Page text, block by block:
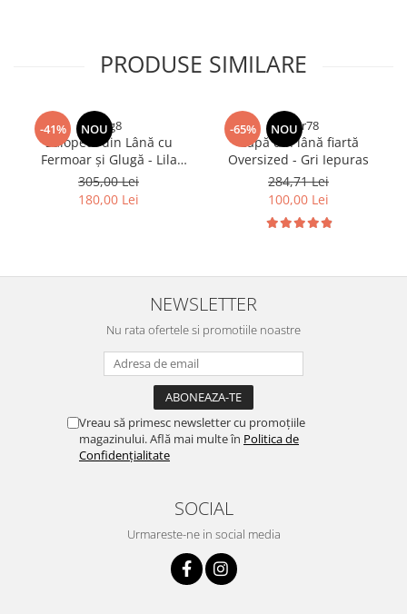
PRODUSE SIMILARE
-41% NOUrfrg8
Salopetă din Lână cu
Fermoar și Glugă - Lila
Bradut
305,00 Lei
180,00 Lei
-65% NOU
drgtr78
Capă din lână fiartă
Oversized - Gri Iepuras
284,71 Lei
100,00 Lei
NEWSLETTER
Nu rata ofertele si promotiile noastre
Vreau să primesc newsletter cu promoțiile
magazinului. Află mai multe în Politica de
Confidențialitate
SOCIAL
Urmareste-ne in social media